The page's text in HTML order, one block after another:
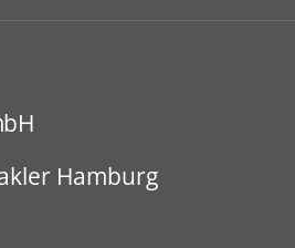
Hamburg